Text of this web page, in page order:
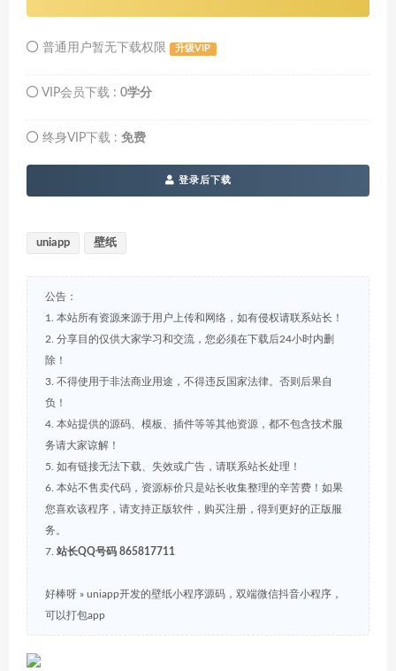
普通用户暂无下载权限 升级VIP
VIP会员下载 : 0学分
终身VIP下载 : 免费
登录后下载
uniapp 壁纸
公告：
1. 本站所有资源来源于用户上传和网络，如有侵权请联系站长！
2. 分享目的仅供大家学习和交流，您必须在下载后24小时内删
除！
3. 不得使用于非法商业用途，不得违反国家法律。否则后果自
负！
4. 本站提供的源码、模板、插件等等其他资源，都不包含技术服
务请大家谅解！
5. 如有链接无法下载、失效或广告，请联系站长处理！
6. 本站不售卖代码，资源标价只是站长收集整理的辛苦费！如果
您喜欢该程序，请支持正版软件，购买注册，得到更好的正版服
务。
7. 站长QQ号码 865817711
好棒呀 » uniapp开发的壁纸小程序源码，双端微信抖音小程序，
可以打包app